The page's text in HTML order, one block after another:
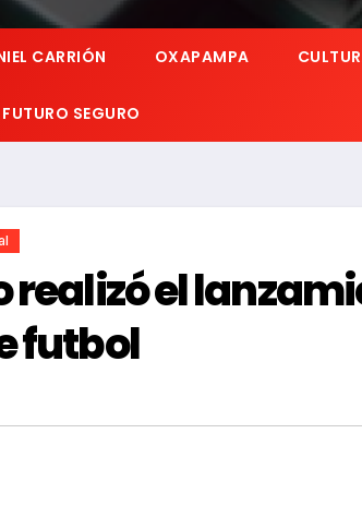
CARRIÓN OXAPAMPA
SEGURO
el
futbol